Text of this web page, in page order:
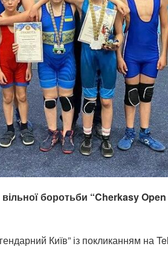
вільної боротьби “Cherkasy
Київ” із покликанням на